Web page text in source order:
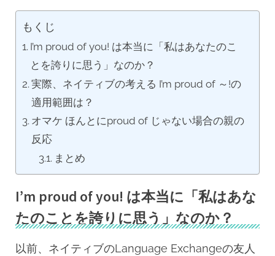
もくじ
I’m proud of you! は本当に「私はあなたのこ
とを誇りに思う」なのか？
実際、ネイティブの考える I’m proud of ～!の
適用範囲は？
オマケ ほんとにproud of じゃない場合の親の
反応
まとめ
I’m proud of you! は本当に「私はあな
たのことを誇りに思う」なのか？
以前、ネイティブのLanguage Exchangeの友人